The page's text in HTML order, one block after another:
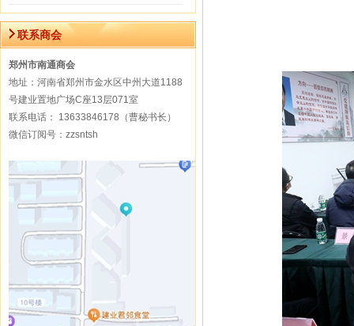
联系商会
郑州市南通商会
地址：河南省郑州市金水区中州大道1188
号建业置地广场C座13层071室
联系电话： 13633846178（曹秘书长）
微信订阅号：zzsntsh